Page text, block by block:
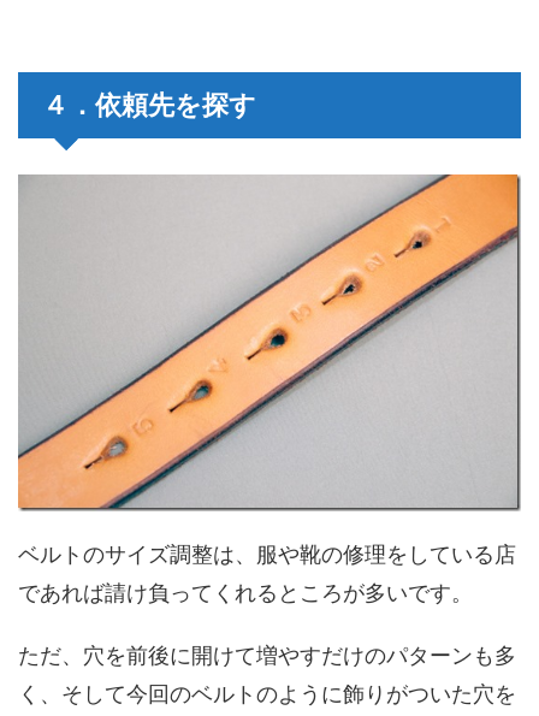
４．依頼先を探す
ベルトのサイズ調整は、服や靴の修理をしている店
であれば請け負ってくれるところが多いです。
ただ、穴を前後に開けて増やすだけのパターンも多
く、そして今回のベルトのように飾りがついた穴を